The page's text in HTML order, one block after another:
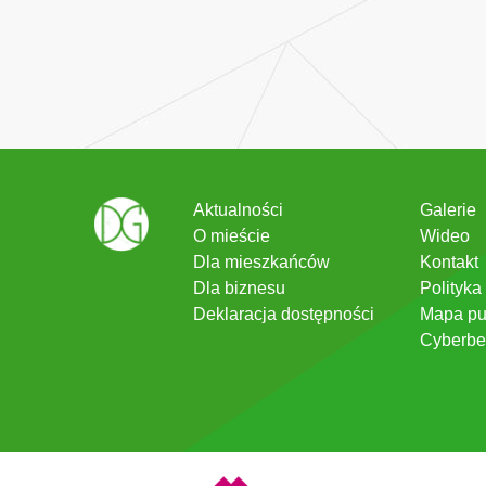
Aktualności
O mieście
Dla mieszkańców
Dla biznesu
Deklaracja dostępności
Galerie
Wideo
Kontakt
Mapa